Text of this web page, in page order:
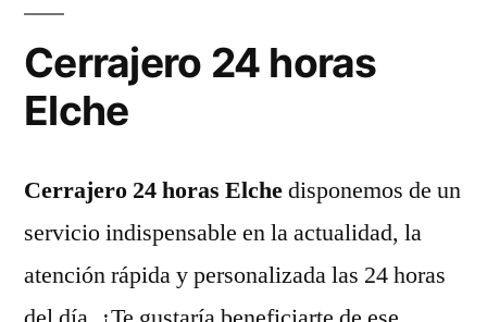
Cerrajero 24 horas
Elche
Cerrajero 24 horas Elchedisponemos de un
servicio indispensable en la actualidad, la
atención rápida y personalizada las 24 horas